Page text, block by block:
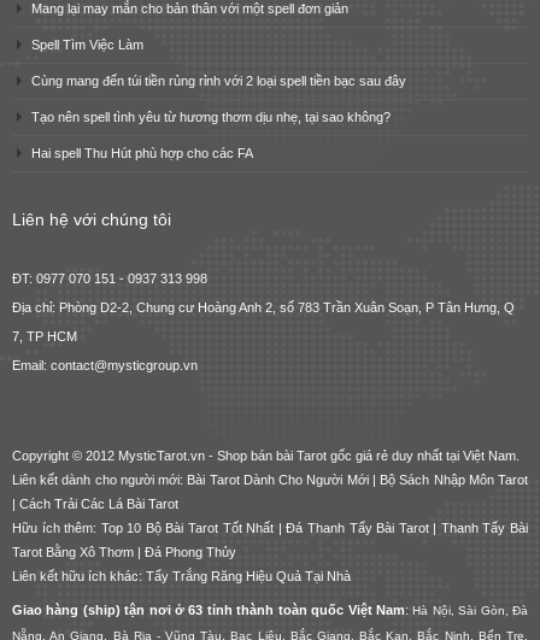
Mang lại may mắn cho bản thân với một spell đơn giản
Spell Tìm Việc Làm
Cùng mang đến túi tiền rủng rỉnh với 2 loại spell tiền bạc sau đây
Tạo nên spell tình yêu từ hương thơm dịu nhẹ, tại sao không?
Hai spell Thu Hút phù hợp cho các FA
Liên hệ với chúng tôi
ĐT: 0977 070 151 - 0937 313 998
Địa chỉ: Phòng D2-2, Chung cư Hoàng Anh 2, số 783 Trần Xuân Soạn, P Tân Hưng, Q
7, TP HCM
Email: contact@mysticgroup.vn
Copyright © 2012 MysticTarot.vn - Shop bán bài Tarot gốc giá rẻ duy nhất tại Việt Nam.
Liên kết dành cho người mới: Bài Tarot Dành Cho Người Mới|
Bộ Sách Nhập Môn Tarot
Cách Trải Các Lá Bài Tarot
Hữu ích thêm: Top 10 Bộ Bài Tarot Tốt Nhất |Đá Thanh Tẩy Bài Tarot| Thanh Tẩy Bài
Tarot Bằng Xô Thơm
Đá Phong Thủy
Liên kết hữu ích khác: Tẩy Trắng Răng Hiệu Quả Tại Nhà
Giao hàng (ship) tận nơi ở 63 tỉnh thành toàn quốc Việt Nam:Hà Nội, Sài Gòn, Đà
Nẵng, An Giang, Bà Rịa - Vũng Tàu, Bạc Liêu, Bắc Giang, Bắc Kạn, Bắc Ninh, Bến Tre,